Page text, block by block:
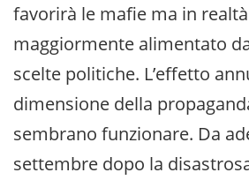
favorirà le mafie ma in
maggiormente alimentato
scelte politiche. L’effetto
dimensione della
sembrano funzionare. Da
settembre dopo la